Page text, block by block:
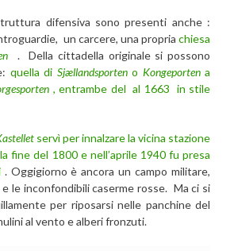
difensiva sono presenti anche :
un carcere, una propriachiesa
. Della cittadella originale si possono
quella di Sjællandsporteno Kongeportena
, entrambe del al 1663 in stile
servì per innalzare la vicina stazione
fine del 1800 e nell’aprile 1940 fu presa
. Oggigiorno è ancora un campo militare,
e le inconfondibili caserme rosse. Ma ci si
per riposarsi nelle panchine del
al vento e alberi fronzuti.